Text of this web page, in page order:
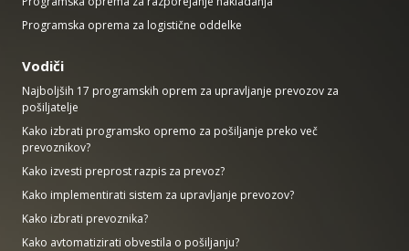
Programska oprema za logistične oddelke
Vodiči
Najboljših 17 programskih oprem za upravljanje prevozov za
pošiljatelje
Kako izbrati programsko opremo za pošiljanje preko več
prevoznikov?
Kako izvesti preprost razpis za prevoz?
Kako implementirati sistem za upravljanje prevozov?
Kako izbrati prevoznika?
Kako avtomatizirati obvestila o pošiljanju?